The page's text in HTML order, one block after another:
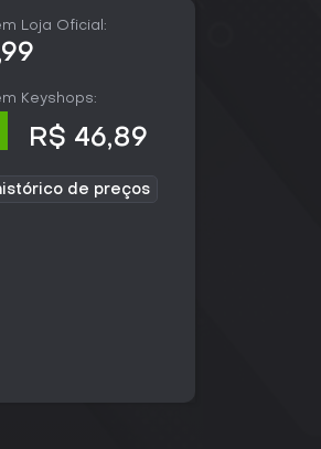
Loja Oficial:
Keyshops:
R$ 46,89
de preços